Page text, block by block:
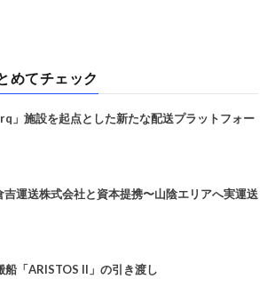
めてチェック
」施設を起点とした新たな配送プラットフォー
運送株式会社と資本提携〜山陰エリアへ実運送
船「ARISTOS II」の引き渡し